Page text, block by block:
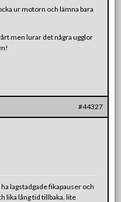
ur motorn och lämna bara
men lurar det några ugglor
#44327
lagstadgade fikapauser och
lika lång tid tillbaka, lite